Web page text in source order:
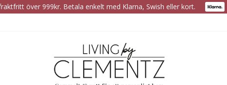
över 999kr. Betala enkelt med Klarna, Swish eller kort.